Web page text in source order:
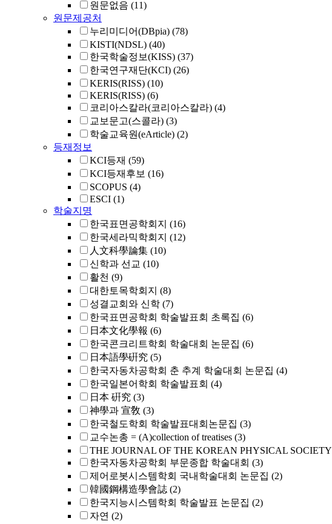
원문없음 (11)
원문제공처
누리미디어(DBpia) (78)
KISTI(NDSL) (40)
한국학술정보(KISS) (37)
한국연구재단(KCI) (26)
KERIS(RISS) (10)
KERIS(RISS) (6)
코리아스칼라(코리아스칼라) (4)
교보문고(스콜라) (3)
학술교육원(eArticle) (2)
등재정보
KCI등재 (59)
KCI등재후보 (16)
SCOPUS (4)
ESCI (1)
학술지명
한국표면공학회지 (16)
한국세라믹학회지 (12)
人文科學論集 (10)
신학과 선교 (10)
활천 (9)
대한토목학회지 (8)
성결교회와 신학 (7)
한국표면공학회 학술발표회 초록집 (6)
日本文化學報 (6)
한국콘크리트학회 학술대회 논문집 (6)
日本語學硏究 (5)
한국자동차공학회 춘 추계 학술대회 논문집 (4)
한국일본어학회 학술발표회 (4)
日本 硏究 (3)
神學과 宣敎 (3)
한국철도학회 학술발표대회논문집 (3)
교수논총 = (A)collection of treatises (3)
THE JOURNAL OF THE KOREAN PHYSICAL SOCIETY
한국자동차공학회 부문종합 학술대회 (3)
제어로봇시스템학회 국내학술대회 논문집 (2)
韓國鋼構造學會誌 (2)
한국지능시스템학회 학술발표 논문집 (2)
자연 (2)